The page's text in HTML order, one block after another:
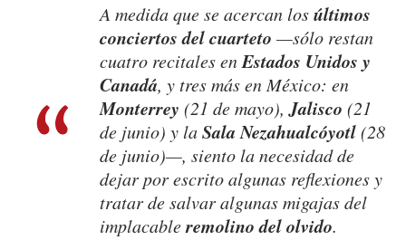
A medida que se acercan losúltimos
conciertos del cuarteto —sólo restan
cuatro recitales enEstados Unidos y
Canadá, y tres más en México: en
Monterrey (21 de mayo),Jalisco (21
de junio) y laSala Nezahualcóyotl(28
de junio)—, siento la necesidad de
dejar por escrito algunas reflexiones y
tratar de salvar algunas migajas del
implacableremolino del olvido.